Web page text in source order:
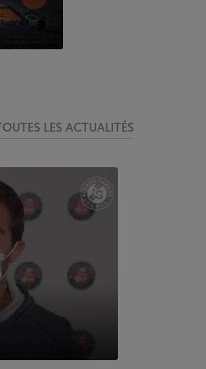
TOUTES LES ACTUALITÉS